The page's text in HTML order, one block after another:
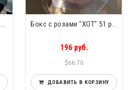
Букет роз "Красотка" 50см 51 роза Бокс с розами "ХОТ" 51 роза
196 руб.
$66.70
ДОБАВИТЬ В КОРЗИНУ